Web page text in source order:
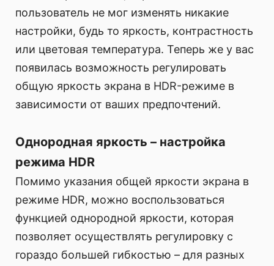
пользователь не мог изменять никакие
настройки, будь то яркость, контрастность
или цветовая температура. Теперь же у вас
появилась возможность регулировать
общую яркость экрана в HDR-режиме в
зависимости от ваших предпочтений.
Однородная яркость – настройка
режима HDR
Помимо указания общей яркости экрана в
режиме HDR, можно воспользоваться
функцией однородной яркости, которая
позволяет осуществлять регулировку с
гораздо большей гибкостью – для разных